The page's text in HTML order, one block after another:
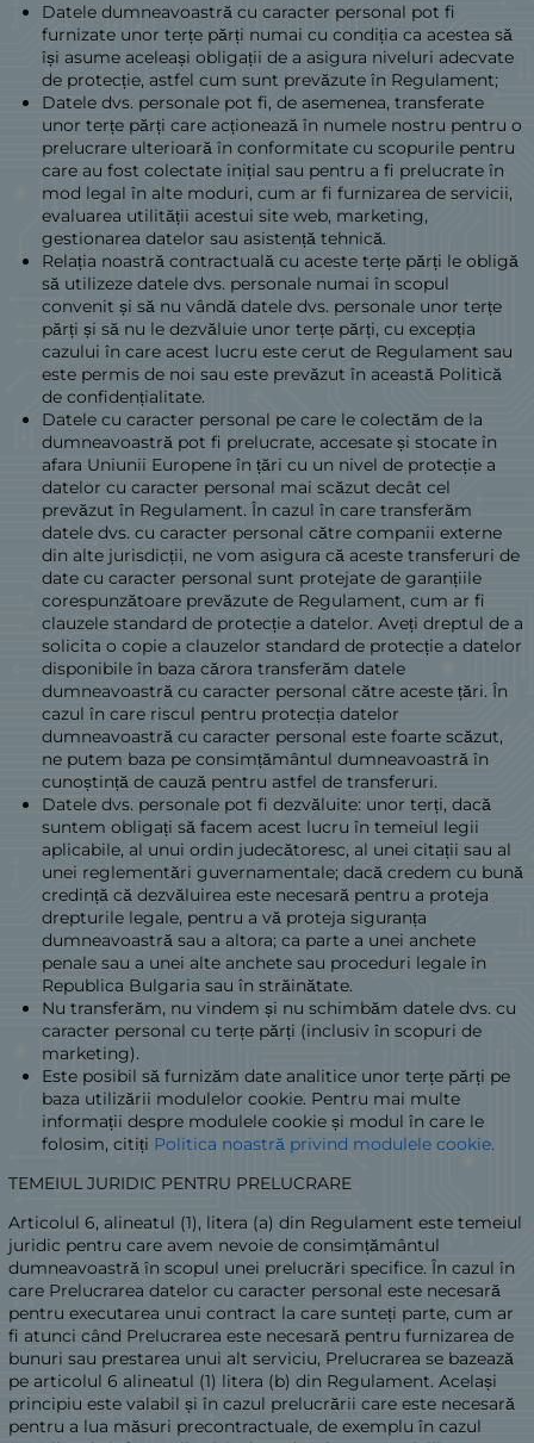
Datele dumneavoastră cu caracter personal pot fi
furnizate unor terțe părți numai cu condiția ca acestea să
își asume aceleași obligații de a asigura niveluri adecvate
de protecție, astfel cum sunt prevăzute în Regulament;
Datele dvs. personale pot fi, de asemenea, transferate
unor terțe părți care acționează în numele nostru pentru o
prelucrare ulterioară în conformitate cu scopurile pentru
care au fost colectate inițial sau pentru a fi prelucrate în
mod legal în alte moduri, cum ar fi furnizarea de servicii,
evaluarea utilității acestui site web, marketing,
gestionarea datelor sau asistență tehnică.
Relația noastră contractuală cu aceste terțe părți le obligă
să utilizeze datele dvs. personale numai în scopul
convenit și să nu vândă datele dvs. personale unor terțe
părți și să nu le dezvăluie unor terțe părți, cu excepția
cazului în care acest lucru este cerut de Regulament sau
este permis de noi sau este prevăzut în această Politică
de confidențialitate.
Datele cu caracter personal pe care le colectăm de la
dumneavoastră pot fi prelucrate, accesate și stocate în
afara Uniunii Europene în țări cu un nivel de protecție a
datelor cu caracter personal mai scăzut decât cel
prevăzut în Regulament. În cazul în care transferăm
datele dvs. cu caracter personal către companii externe
din alte jurisdicții, ne vom asigura că aceste transferuri de
date cu caracter personal sunt protejate de garanțiile
corespunzătoare prevăzute de Regulament, cum ar fi
clauzele standard de protecție a datelor. Aveți dreptul de a
solicita o copie a clauzelor standard de protecție a datelor
disponibile în baza cărora transferăm datele
dumneavoastră cu caracter personal către aceste țări. În
cazul în care riscul pentru protecția datelor
dumneavoastră cu caracter personal este foarte scăzut,
ne putem baza pe consimțământul dumneavoastră în
cunoștință de cauză pentru astfel de transferuri.
Datele dvs. personale pot fi dezvăluite: unor terți, dacă
suntem obligați să facem acest lucru în temeiul legii
aplicabile, al unui ordin judecătoresc, al unei citații sau al
unei reglementări guvernamentale; dacă credem cu bună
credință că dezvăluirea este necesară pentru a proteja
drepturile legale, pentru a vă proteja siguranța
dumneavoastră sau a altora; ca parte a unei anchete
penale sau a unei alte anchete sau proceduri legale în
Republica Bulgaria sau în străinătate.
Nu transferăm, nu vindem și nu schimbăm datele dvs. cu
caracter personal cu terțe părți (inclusiv în scopuri de
marketing).
Este posibil să furnizăm date analitice unor terțe părți pe
baza utilizării modulelor cookie. Pentru mai multe
informații despre modulele cookie și modul în care le
folosim, citiți Politica noastră privind modulele cookie.
TEMEIUL JURIDIC PENTRU PRELUCRARE
Articolul 6, alineatul (1), litera (a) din Regulament este temeiul
juridic pentru care avem nevoie de consimțământul
dumneavoastră în scopul unei prelucrări specifice. În cazul în
care Prelucrarea datelor cu caracter personal este necesară
pentru executarea unui contract la care sunteți parte, cum ar
fi atunci când Prelucrarea este necesară pentru furnizarea de
bunuri sau prestarea unui alt serviciu, Prelucrarea se bazează
pe articolul 6 alineatul (1) litera (b) din Regulament. Același
principiu este valabil și în cazul prelucrării care este necesară
pentru a lua măsuri precontractuale, de exemplu în cazul